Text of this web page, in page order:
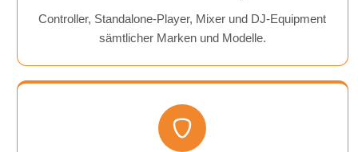
Controller, Standalone-Player, Mixer und DJ-Equipment
sämtlicher Marken und Modelle.